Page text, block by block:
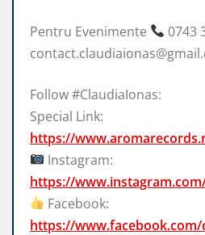
Pentru Evenimente
0743
Follow #ClaudiaIonas:
Special Link:
https://
Instagram:
https://
Facebook:
https://www.facebook.com/